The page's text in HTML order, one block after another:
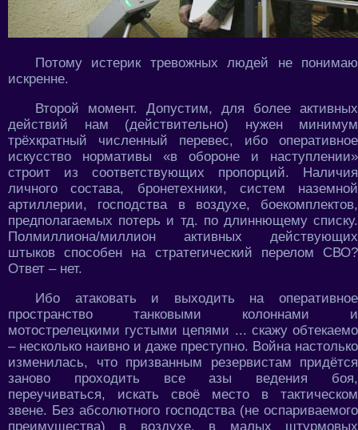
Потому истерик тревожных людей не понимаю
искренне.
Второй момент. Допустим, для более активных
действий нам (действительно) нужен минимум
трёхкратный численный перевес, ибо оперативное
искусство нормативы «в обороне и наступлении»
строит из соответствующих пропорций. Наличия
личного состава, бронетехники, систем наземной
артиллерии, господства в воздухе, боекомплектов,
предполагаемых потерь и тд. по длиннющему списку.
Полмиллиона/миллион активных действующих
штыков способен на стратегический перелом СВО?
Ответ – нет.
Ибо атаковать и выходить на оперативное
пространство танковыми колоннами и
мотострелецкими густыми цепями ... скажу обтекаемо
– несколько наивно и даже преступно. Война настолько
изменилась, что призванным резервистам придётся
заново проходить все азы ведения боя,
переучиваться, искать своё место в тактическом
звене. Без абсолютного господства (не оспариваемого
преимущества) в воздухе, в малых штурмовых